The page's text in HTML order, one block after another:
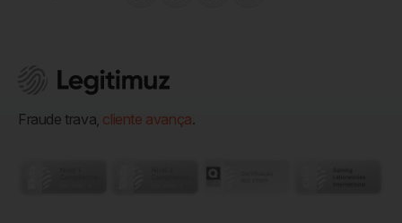
Fraude trava, cliente avança.